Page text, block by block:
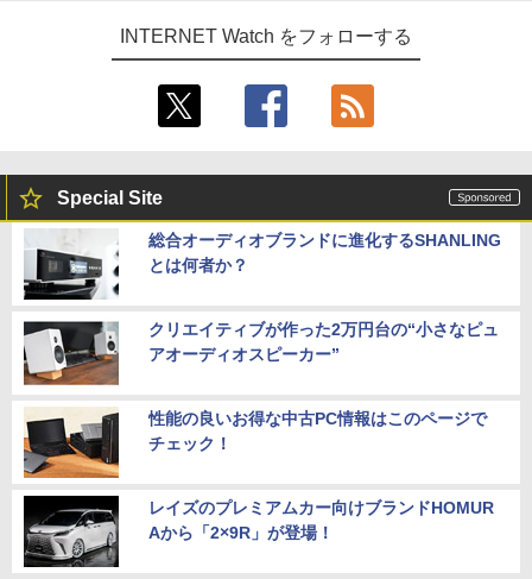
INTERNET Watch をフォローする
Special Site
総合オーディオブランドに進化するSHANLING
とは何者か？
クリエイティブが作った2万円台の“小さなピュ
アオーディオスピーカー”
性能の良いお得な中古PC情報はこのページで
チェック！
レイズのプレミアムカー向けブランドHOMUR
Aから「2×9R」が登場！